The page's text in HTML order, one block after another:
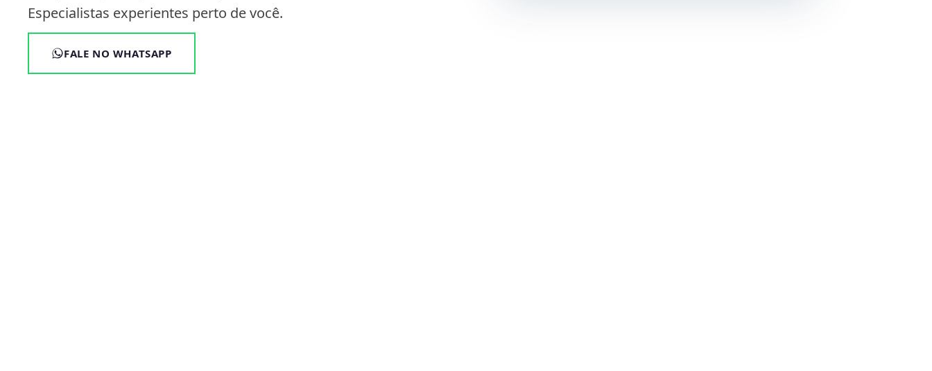
Especialistas experientes perto de você.
FALE NO WHATSAPP